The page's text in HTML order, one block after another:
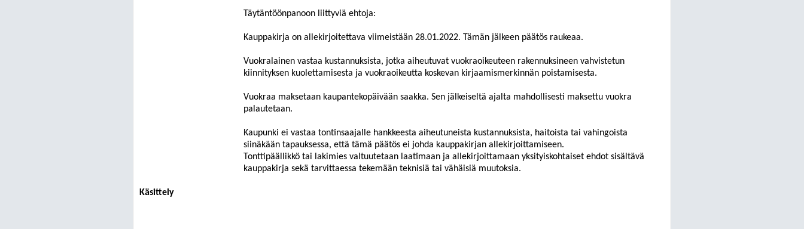
Täytäntöönpanoon liittyviä ehtoja:
Kauppakirja on allekirjoitettava viimeistään 28.01.2022. Tämän jälkeen päätös raukeaa.
Vuokralainen vastaa kustannuksista, jotka aiheutuvat vuokraoikeuteen rakennuksineen vahvistetun
kiinnityksen kuolettamisesta ja vuokraoikeutta koskevan kirjaamismerkinnän poistamisesta.
Vuokraa maksetaan kaupantekopäivään saakka. Sen jälkeiseltä ajalta mahdollisesti maksettu vuokra
palautetaan.
Kaupunki ei vastaa tontinsaajalle hankkeesta aiheutuneista kustannuksista, haitoista tai vahingoista
siinäkään tapauksessa, että tämä päätös ei johda kauppakirjan allekirjoittamiseen.
Tonttipäällikkö tai lakimies valtuutetaan laatimaan ja allekirjoittamaan yksityiskohtaiset ehdot sisältävä
kauppakirja sekä tarvittaessa tekemään teknisiä tai vähäisiä muutoksia.
Käsittely